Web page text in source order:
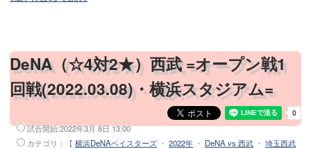
DeNA（☆4対2★）西武 =オープン戦1
回戦(2022.03.08)・横浜スタジアム=
試合開始:2022年3月 8日 13:00
カテゴリ：【 横浜DeNAベイスターズ ・ 2022年 ・ DeNA vs.西武 ・ 埼玉西武